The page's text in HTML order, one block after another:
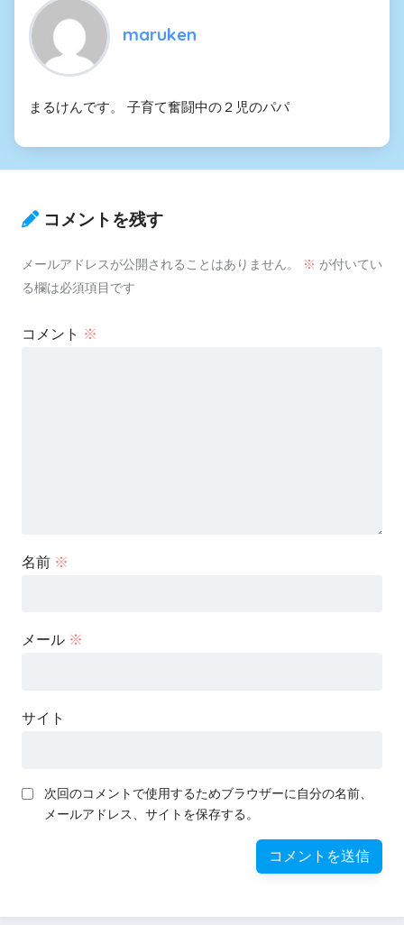
maruken
まるけんです。 子育て奮闘中の２児のパパ
コメントを残す
メールアドレスが公開されることはありません。 ※ が付いてい
る欄は必須項目です
コメント ※
名前 ※
メール ※
サイト
次回のコメントで使用するためブラウザーに自分の名前、
メールアドレス、サイトを保存する。